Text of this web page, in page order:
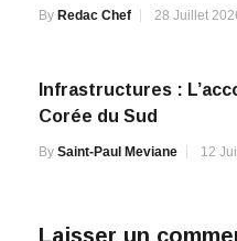
By Redac Chef 28 Juillet
Infrastructures :
Corée du Sud
By Saint-Paul Meviane 12
Laisser un